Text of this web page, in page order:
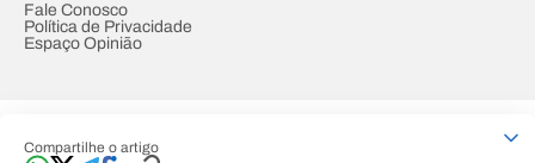
Compartilhe o artigo
Fale Conosco
Política de Privacidade
Espaço Opinião